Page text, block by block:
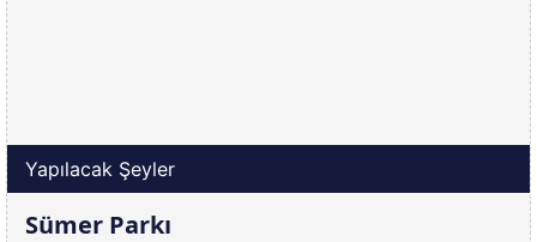
Yapılacak Şeyler
Sümer Parkı